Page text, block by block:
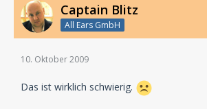
Captain Blitz
All Ears GmbH
10. Oktober 2009
Das ist wirklich schwierig.